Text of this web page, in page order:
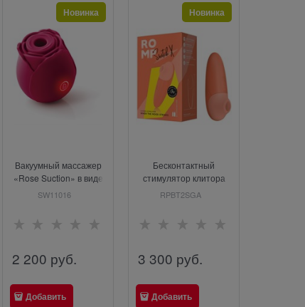
Вакуумный массажер
«Rose Suction» в виде
розы, SW11016
SW11016
Новинка
2 200 руб.
Добавить
Бесконтактный
стимулятор клитора
«Switch X», цвет
RPBT2SGA
Новинка
3 300 руб.
Добавить